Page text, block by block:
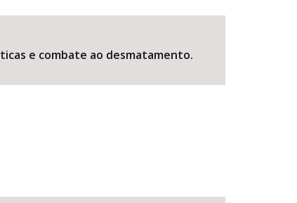
e combate ao desmatamento.